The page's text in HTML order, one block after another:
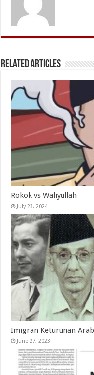
Related Articles
Rokok vs Waliyullah
July 23, 2024
Imigran Keturunan Arab
June 27, 2023